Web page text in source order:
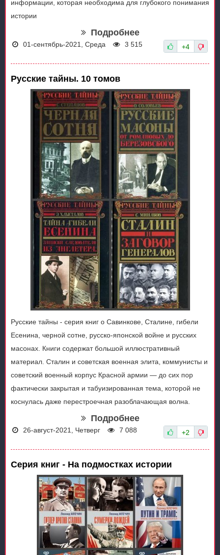
информации, которая необходима для глубокого понимания
истории
Подробнее
01-сентябрь-2021, Среда 3 515 +4
Русские тайны. 10 томов
Русские тайны - серия книг о Савинкове, Сталине, гибели
Есенина, черной сотне, русско-японской войне и русских
масонах. Книги содержат большой иллюстративный
материал. Сталин и советская военная элита, коммунисты и
советский военный корпус Красной армии — до сих пор
фактически закрытая и табуизированная тема, которой не
коснулась даже перестроечная разоблачающая волна.
Подробнее
26-август-2021, Четверг 7 088 +2
Серия книг - На подмостках истории